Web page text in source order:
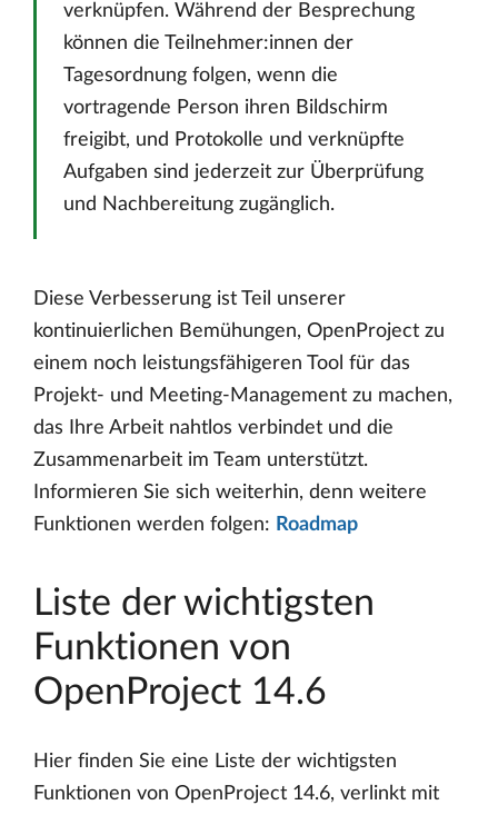
verknüpfen. Während der Besprechung
können die Teilnehmer:innen der
Tagesordnung folgen, wenn die
vortragende Person ihren Bildschirm
freigibt, und Protokolle und verknüpfte
Aufgaben sind jederzeit zur Überprüfung
und Nachbereitung zugänglich.
Diese Verbesserung ist Teil unserer
kontinuierlichen Bemühungen, OpenProject zu
einem noch leistungsfähigeren Tool für das
Projekt- und Meeting-Management zu machen,
das Ihre Arbeit nahtlos verbindet und die
Zusammenarbeit im Team unterstützt.
Informieren Sie sich weiterhin, denn weitere
Funktionen werden folgen: Roadmap
Liste der wichtigsten
Funktionen von
OpenProject 14.6
Hier finden Sie eine Liste der wichtigsten
Funktionen von OpenProject 14.6, verlinkt mit